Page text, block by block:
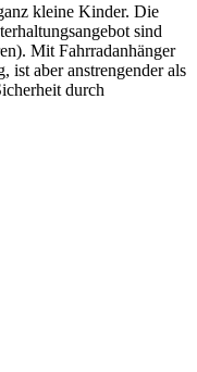
kleine Kinder. Die
sind
Mit Fahrradanhänger
ist aber anstrengender als
durch